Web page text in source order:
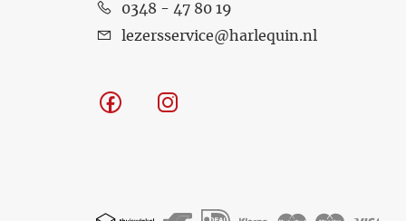
0348 - 47 80 19
lezersservice@harlequin.nl
Facebook
Geaccepteerde